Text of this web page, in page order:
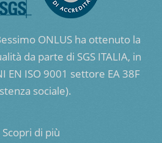
ONLUS ha ottenuto la
da parte di SGS ITALIA, in
EN ISO 9001 settore EA 38F
sociale).
Scopri di più